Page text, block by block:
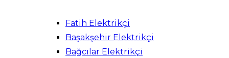
Fatih Elektrikçi
Başakşehir Elektrikçi
Bağcılar Elektrikçi